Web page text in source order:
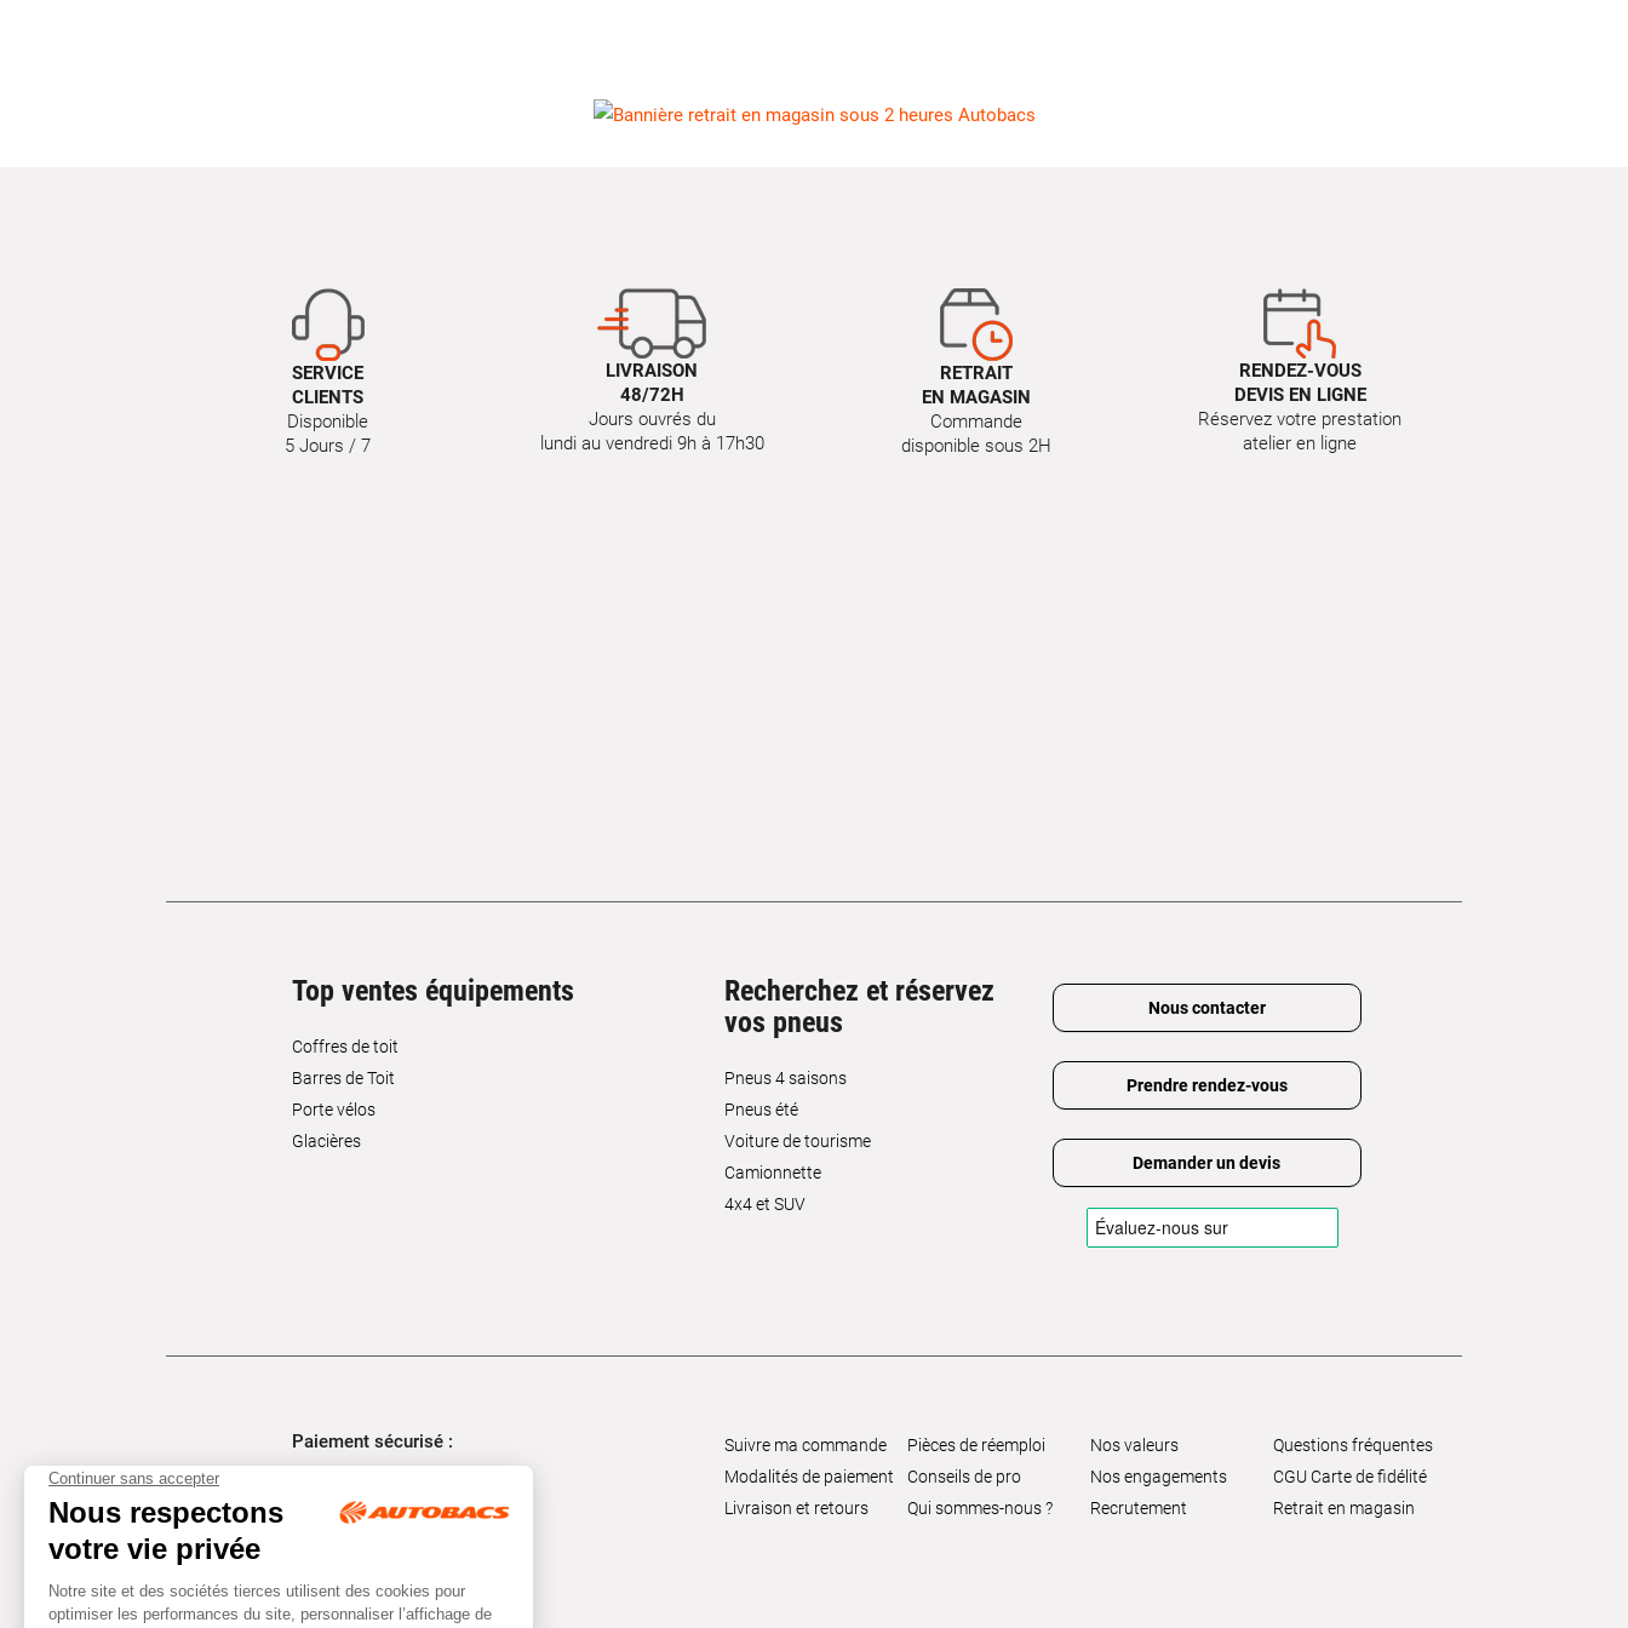
SERVICE
CLIENTS
Disponible
5 Jours / 7
LIVRAISON
48/72H
Jours ouvrés du
lundi au vendredi 9h à 17h30
RETRAIT
EN MAGASIN
Commande
disponible sous 2H
RENDEZ-VOUS
DEVIS EN LIGNE
Réservez votre prestation
atelier en ligne
Top ventes équipements
Coffres de toit
Barres de Toit
Porte vélos
Glacières
Recherchez et réservez
vos pneus
Pneus 4 saisons
Pneus été
Voiture de tourisme
Camionnette
4x4 et SUV
Nous contacter
Prendre rendez-vous
Demander un devis
Paiement sécurisé :
Suivre ma commande
Modalités de paiement
Livraison et retours
Pièces de réemploi
Conseils de pro
Qui sommes-nous ?
Nos valeurs
Nos engagements
Recrutement
Questions fréquentes
CGU Carte de fidélité
Retrait en magasin